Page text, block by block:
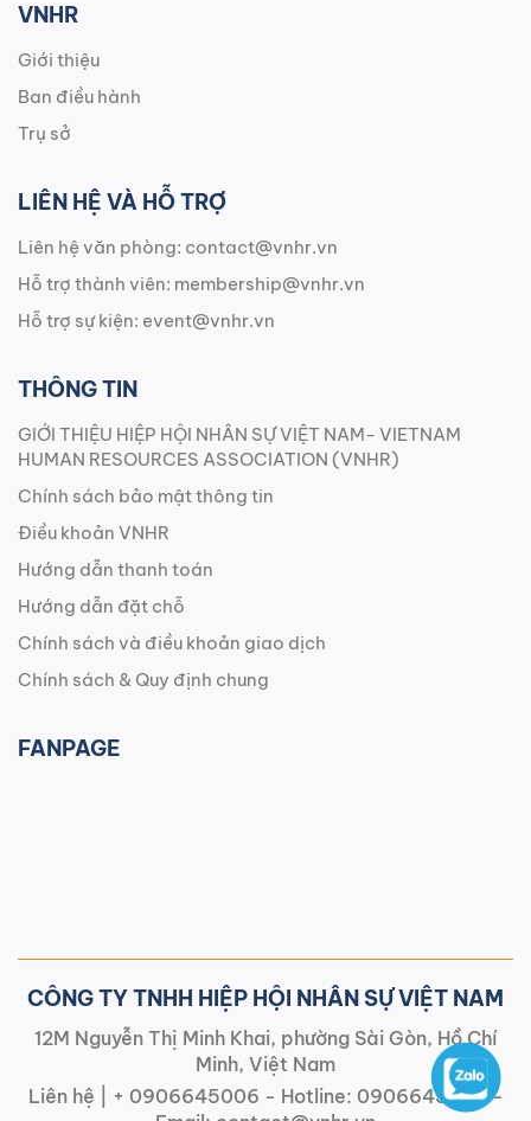
VNHR
Giới thiệu
Ban điều hành
Trụ sở
LIÊN HỆ VÀ HỖ TRỢ
Liên hệ văn phòng: contact@vnhr.vn
Hỗ trợ thành viên: membership@vnhr.vn
Hỗ trợ sự kiện: event@vnhr.vn
THÔNG TIN
GIỚI THIỆU HIỆP HỘI NHÂN SỰ VIỆT NAM- VIETNAM
HUMAN RESOURCES ASSOCIATION (VNHR)
Chính sách bảo mật thông tin
Điều khoản VNHR
Hướng dẫn thanh toán
Hướng dẫn đặt chỗ
Chính sách và điều khoản giao dịch
Chính sách & Quy định chung
FANPAGE
CÔNG TY TNHH HIỆP HỘI NHÂN SỰ VIỆT NAM
12M Nguyễn Thị Minh Khai, phường Sài Gòn, Hồ Chí
Minh, Việt Nam
Liên hệ |
+ 0906645006 - Hotline: 0906645006-